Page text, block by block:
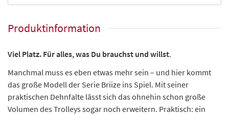
Produktinformation
Viel Platz. Für alles, was Du brauchst und willst.
Manchmal muss es eben etwas mehr sein – und hier kommt
das große Modell der Serie Briize ins Spiel. Mit seiner
praktischen Dehnfalte lässt sich das ohnehin schon große
Volumen des Trolleys sogar noch erweitern. Praktisch: ein